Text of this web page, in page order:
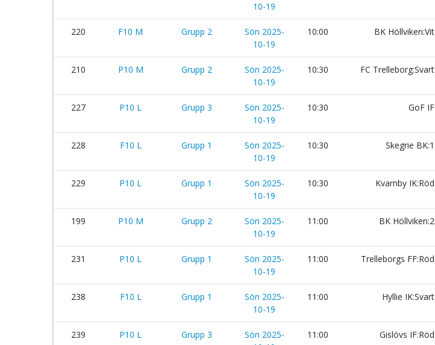
10-19
220 F10 M Grupp 2
Sön 2025-
10-19
10:00 BK Höllviken:Vit
210 P10 M Grupp 2
Sön 2025-
10-19
10:30 FC Trelleborg:Svart
227 P10 L Grupp 3
Sön 2025-
10-19
10:30 GoF IF
228 F10 L Grupp 1
Sön 2025-
10-19
10:30 Skegrie BK:1
229 P10 L Grupp 1
Sön 2025-
10-19
10:30 Kvarnby IK:Röd
199 P10 M Grupp 2
Sön 2025-
10-19
11:00 BK Höllviken:2
231 P10 L Grupp 1
Sön 2025-
10-19
11:00 Trelleborgs FF:Röd
238 F10 L Grupp 1
Sön 2025-
10-19
11:00 Hyllie IK:Svart
239 P10 L Grupp 3
Sön 2025-
11:00 Gislövs IF:Röd